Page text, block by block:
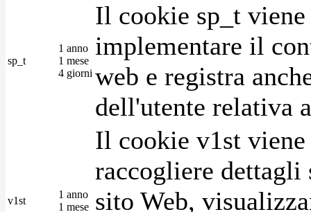
sp_t
1 anno
1 mese
4 giorni
Il cookie sp_t
implementare il
web e registra
dell'utente relativa
v1st
1 anno
1 mese
Il cookie v1st
raccogliere
sito Web,